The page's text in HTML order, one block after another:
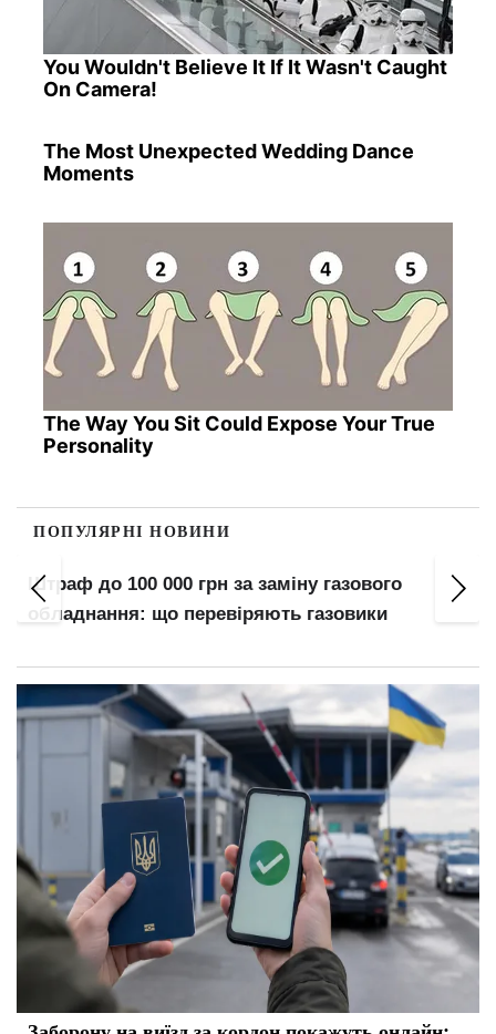
You Wouldn't Believe It If It Wasn't Caught
On Camera!
The Most Unexpected Wedding Dance
Moments
The Way You Sit Could Expose Your True
Personality
ПОПУЛЯРНІ НОВИНИ
Штраф до 100 000 грн за заміну газового
обладнання: що перевіряють газовики